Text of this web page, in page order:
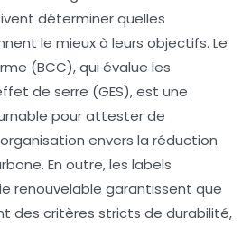
déterminer quelles
le mieux à leurs objectifs. Le
(BCC), qui évalue les
de serre (GES), est une
pour attester de
envers la réduction
En outre, les labels
renouvelable garantissent que
des critères stricts de durabilité,